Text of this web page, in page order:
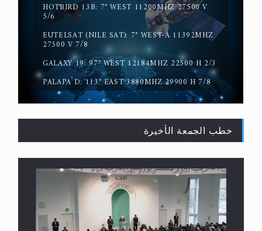
حقيقة المسيح الدجال
القرآن قاضٍ وحكمٌ على السنة ومهيمنٌ عليها.. ليس
العكس
HOTBIRD 13B: 7° WEST 11200MHZ 27500 V
5/6
EUTELSAT (NILE SAT): 7° WEST-A 11392MHZ
27500 V 7/8
GALAXY 19: 97° WEST 12184MHZ 22500 H 2/3
PALAPA D: 113° EAST 3880MHZ 29900 H 7/8
خطب الجمعة الأخيرة